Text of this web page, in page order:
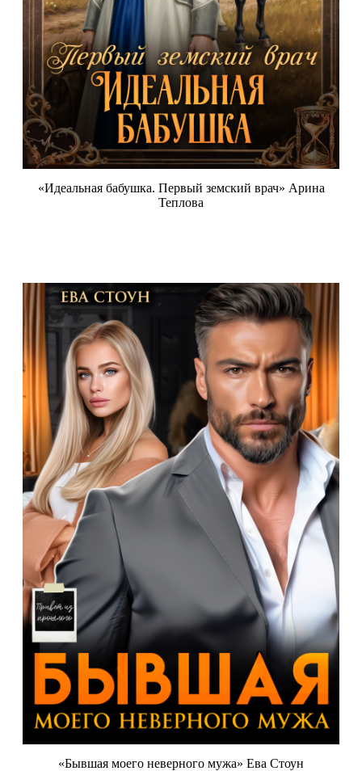
«Идеальная бабушка. Первый земский врач» Арина
Теплова
«Бывшая моего неверного мужа» Ева Стоун